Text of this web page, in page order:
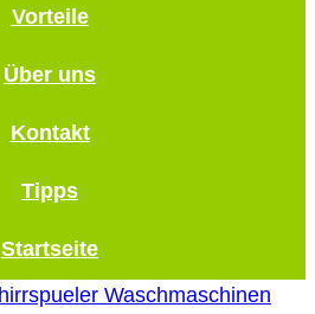
Vorteile
Über uns
Kontakt
Tipps
Startseite